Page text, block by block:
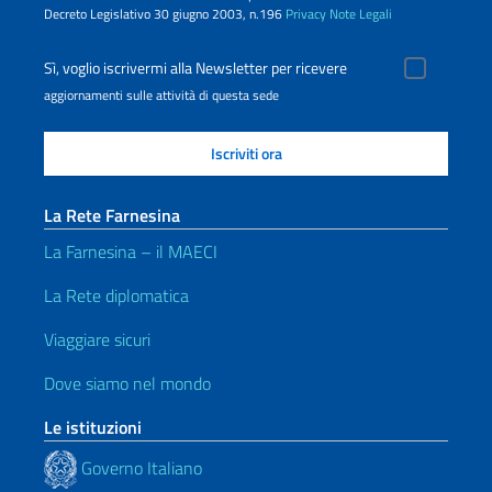
Decreto Legislativo 30 giugno 2003, n.196 Privacy Note Legali
Sì, voglio iscrivermi alla Newsletter per ricevere
aggiornamenti sulle attività di questa sede
La Rete Farnesina
La Farnesina – il MAECI
La Rete diplomatica
Viaggiare sicuri
Dove siamo nel mondo
Le istituzioni
Governo Italiano